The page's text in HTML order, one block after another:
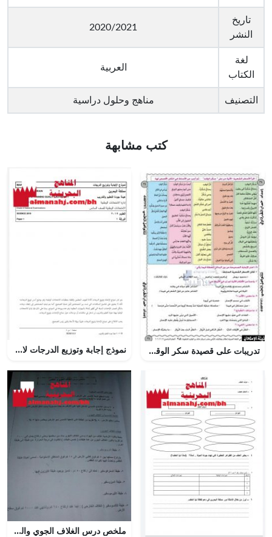
تاريخ
النشر
2020/2021
لغة
الكتاب
العربية
التصنيف مناهج وحلول دراسية
كتب مشابهة
تدريبات على قصيدة سكر الوقت, (لغة عربية) الثاني عشر العام نموذج إجابة وتوزيع الدرجات لامتحان وطني ورقة 1 (علوم) السادس
ملخص درس الغلاف الجوي والطقس (علوم) الخامس